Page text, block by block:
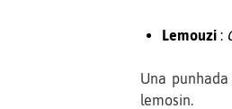
Lemouzi :
Una
lemosin.